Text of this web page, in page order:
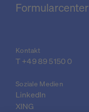
Formularcenter
Kontakt
T +49 89 5150 0
Soziale Medien
LinkedIn
XING